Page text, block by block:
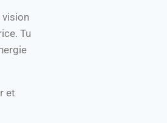
vision
Tu
et